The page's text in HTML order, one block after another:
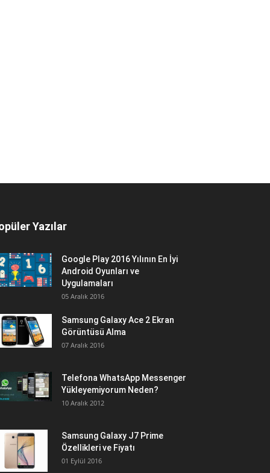
Yazılar
Google Play 2016 Yılının En İyi
Android Oyunları ve
Uygulamaları
05 Aralık 2016
Samsung Galaxy Ace 2 Ekran
Görüntüsü Alma
07 Aralık 2016
Telefona WhatsApp Messenger
Yükleyemiyorum Neden?
10 Aralık 2012
Samsung Galaxy J7 Prime
Özellikleri ve Fiyatı
01 Eylül 2016